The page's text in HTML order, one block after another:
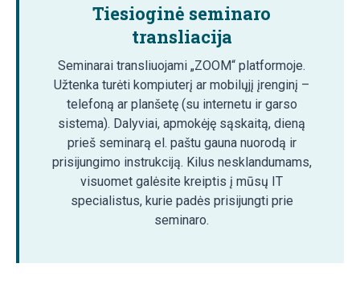
Tiesioginė seminaro
transliacija
Seminarai transliuojami „ZOOM“ platformoje.
Užtenka turėti kompiuterį ar mobilųjį įrenginį –
telefoną ar planšetę (su internetu ir garso
sistema). Dalyviai, apmokėję sąskaitą, dieną
prieš seminarą el. paštu gauna nuorodą ir
prisijungimo instrukciją. Kilus nesklandumams,
visuomet galėsite kreiptis į mūsų IT
specialistus, kurie padės prisijungti prie
seminaro.